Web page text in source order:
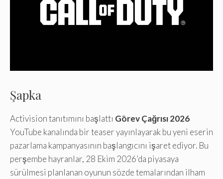
Şapka
Activision tanıtımını başlattı Görev Çağrısı 2026
YouTube kanalında bir teaser yayınlayarak bu yeni eserin
pazarlama kampanyasının başlangıcını işaret ediyor. Bu
perşembe hayranlar, 28 Ekim 2026’da piyasaya
sürülmesi planlanan oyunun sözde temalarından ilham